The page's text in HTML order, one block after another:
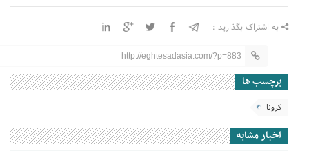
به اشتراک بگذارید :
http://eghtesadasia.com/?p=883
برچسب ها
کرونا
اخبار مشابه